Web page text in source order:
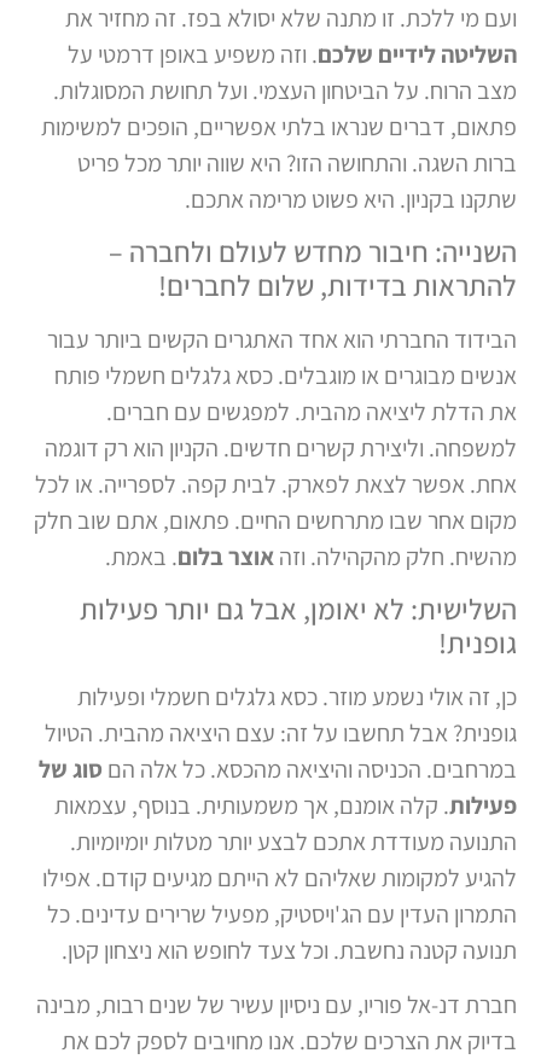
ועם מי ללכת. זו מתנה שלא יסולא בפז. זה מחזיר את
השליטה לידיים שלכם. וזה משפיע באופן דרמטי על
מצב הרוח. על הביטחון העצמי. ועל תחושת המסוגלות.
פתאום, דברים שנראו בלתי אפשריים, הופכים למשימות
ברות השגה. והתחושה הזו? היא שווה יותר מכל פריט
שתקנו בקניון. היא פשוט מרימה אתכם.
השנייה: חיבור מחדש לעולם ולחברה –
להתראות בדידות, שלום לחברים!
הבידוד החברתי הוא אחד האתגרים הקשים ביותר עבור
אנשים מבוגרים או מוגבלים. כסא גלגלים חשמלי פותח
את הדלת ליציאה מהבית. למפגשים עם חברים.
למשפחה. וליצירת קשרים חדשים. הקניון הוא רק דוגמה
אחת. אפשר לצאת לפארק. לבית קפה. לספרייה. או לכל
מקום אחר שבו מתרחשים החיים. פתאום, אתם שוב חלק
מהשיח. חלק מהקהילה. וזהאוצר בלום. באמת.
השלישית: לא יאומן, אבל גם יותר פעילות
גופנית!
כן, זה אולי נשמע מוזר. כסא גלגלים חשמלי ופעילות
גופנית? אבל תחשבו על זה: עצם היציאה מהבית. הטיול
במרחבים. הכניסה והיציאה מהכסא. כל אלה הםסוג של
פעילות. קלה אומנם, אך משמעותית. בנוסף, עצמאות
התנועה מעודדת אתכם לבצע יותר מטלות יומיומיות.
להגיע למקומות שאליהם לא הייתם מגיעים קודם. אפילו
התמרון העדין עם הג'ויסטיק, מפעיל שרירים עדינים. כל
תנועה קטנה נחשבת. וכל צעד לחופש הוא ניצחון קטן.
חברת דנ-אל פוריו, עם ניסיון עשיר של שנים רבות, מבינה
בדיוק את הצרכים שלכם. אנו מחויבים לספק לכם את